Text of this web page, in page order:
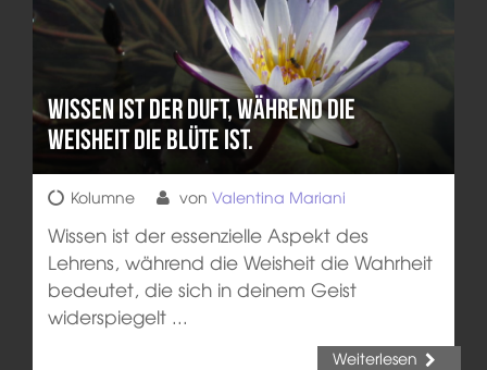
Wissen ist der Duft, während die
Weisheit die Blüte ist.
Kolumne von Valentina Mariani
Wissen ist der essenzielle Aspekt des
Lehrens, während die Weisheit die Wahrheit
bedeutet, die sich in deinem Geist
widerspiegelt ...
Weiterlesen